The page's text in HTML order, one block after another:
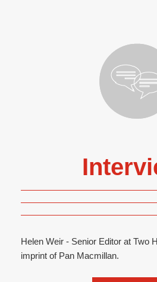
Helen Weir - Senior Editor at Two
imprint of Pan Macmillan.